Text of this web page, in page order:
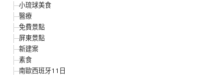
小琉球美食
醫療
免費景點
屏東景點
新建案
素食
南歐西班牙11日